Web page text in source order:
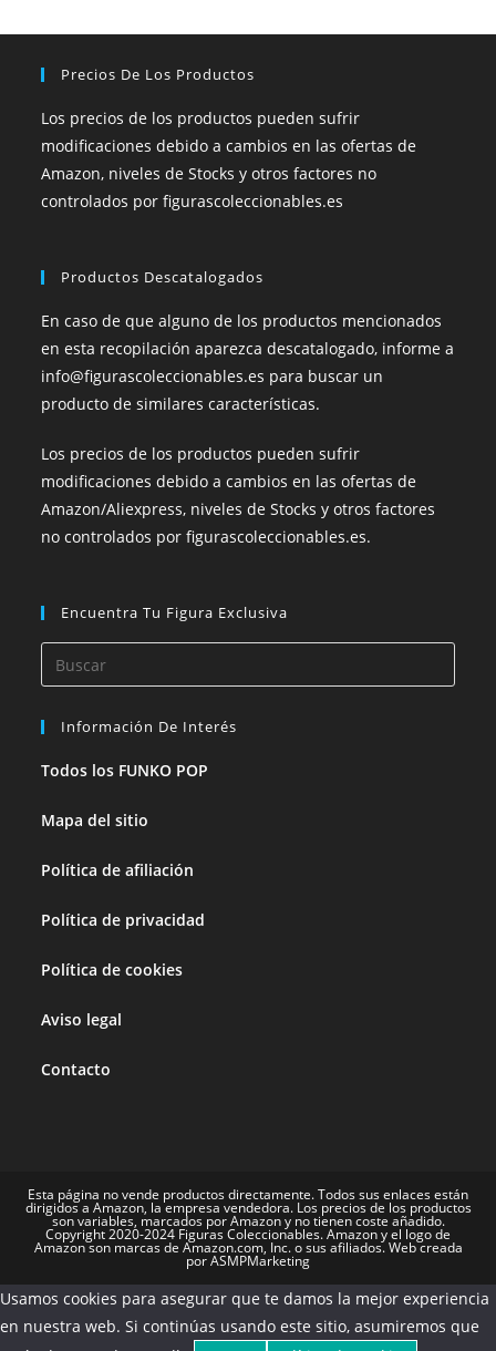
Precios De Los Productos
Los precios de los productos pueden sufrir
modificaciones debido a cambios en las ofertas de
Amazon, niveles de Stocks y otros factores no
controlados por figurascoleccionables.es
Productos Descatalogados
En caso de que alguno de los productos mencionados
en esta recopilación aparezca descatalogado, informe a
info@figurascoleccionables.es para buscar un
producto de similares características.
Los precios de los productos pueden sufrir
modificaciones debido a cambios en las ofertas de
Amazon/Aliexpress, niveles de Stocks y otros factores
no controlados por figurascoleccionables.es.
Encuentra Tu Figura Exclusiva
Información De Interés
Todos los FUNKO POP
Mapa del sitio
Política de afiliación
Política de privacidad
Política de cookies
Aviso legal
Contacto
Esta página no vende productos directamente. Todos sus enlaces están
dirigidos a Amazon, la empresa vendedora. Los precios de los productos
son variables, marcados por Amazon y no tienen coste añadido.
Copyright 2020-2024 Figuras Coleccionables. Amazon y el logo de
Amazon son marcas de Amazon.com, Inc. o sus afiliados. Web creada
por ASMPMarketing
Usamos cookies para asegurar que te damos la mejor experiencia
en nuestra web. Si continúas usando este sitio, asumiremos que